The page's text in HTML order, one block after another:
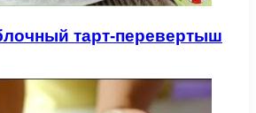
тарт-перевертыш